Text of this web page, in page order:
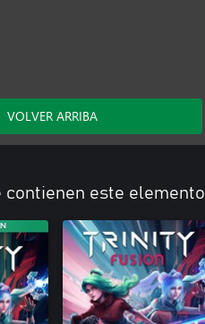
VOLVER ARRIBA
contienen este elemento